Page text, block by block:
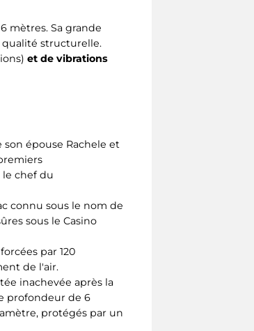
mètres. Sa grande
structurelle.
et de vibrations
son épouse Rachele et
le chef du
connu sous le nom de
sous le Casino
par 120
de l'air.
inachevée après la
profondeur de 6
protégés par un